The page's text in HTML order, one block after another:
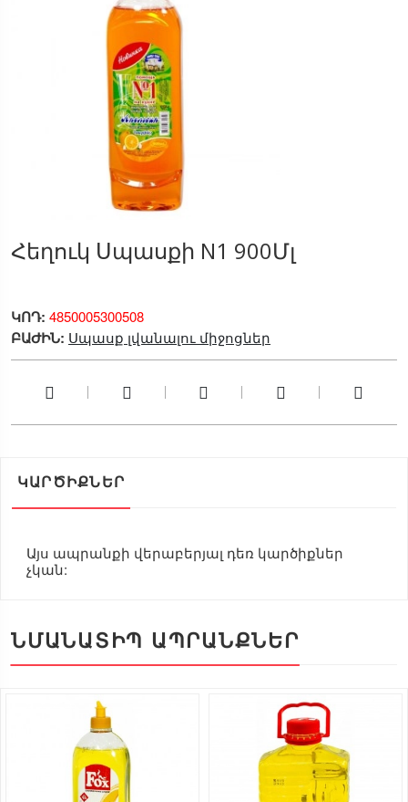
Հեղուկ Սպասքի N1 900Մլ
ԿՈԴ: 4850005300508
ԲԱԺԻՆ: Սպասք լվանալու միջոցներ
ԿԱՐԾԻՔՆԵՐ
Այս ապրանքի վերաբերյալ դեռ կարծիքներ
չկան:
ՆՄԱՆԱՏԻՊ ԱՊՐԱՆՔՆԵՐ